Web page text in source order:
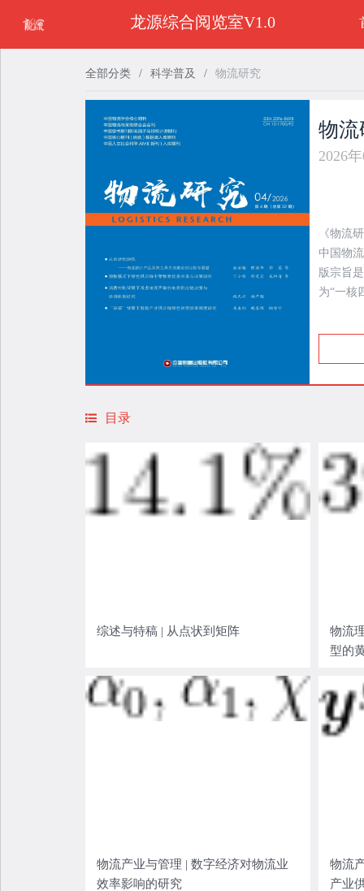
全部分类 / 科学普及 / 物流研究
物流
2026
《物流
中国物
版宗旨
为“一核
目录
综述与特稿 | 从点状到矩阵
物流
型的
物流产业与管理 | 数字经济对物流业
效率影响的研究
物流
产业
龙源综合阅览室V1.0